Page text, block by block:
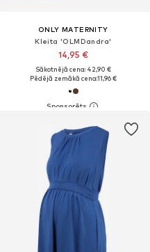
ONLY MATERNITY
Kleita 'OLMDandra'
14,95 €
Sākotnējā cena: 42,90 €
Pēdējā zemākā cena:11,96 €